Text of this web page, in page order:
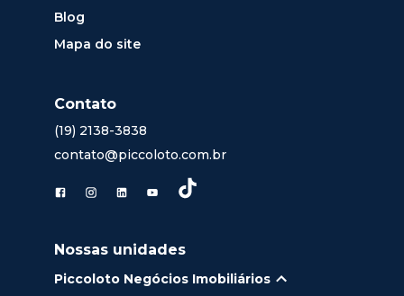
Blog
Mapa do site
Contato
(19) 2138-3838
contato@piccoloto.com.br
Nossas unidades
Piccoloto Negócios Imobiliários